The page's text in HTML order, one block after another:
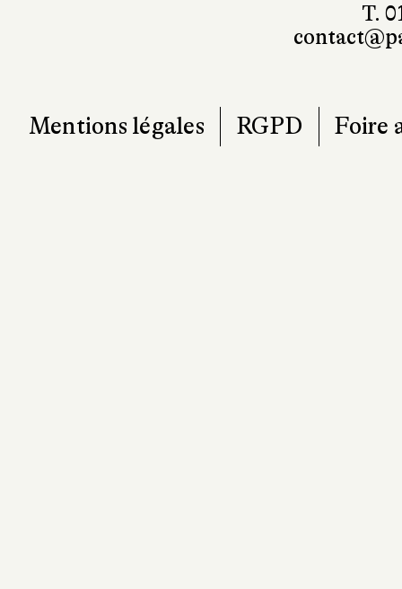
T.
Mentions légales RGPD Foire